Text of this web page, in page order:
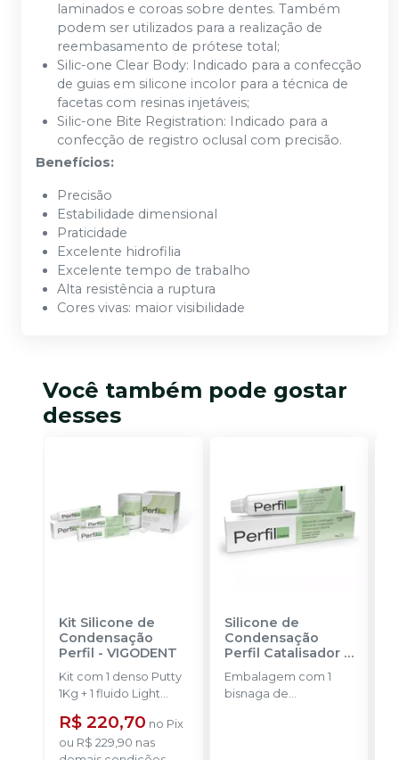
laminados e coroas sobre dentes. Também
podem ser utilizados para a realização de
reembasamento de prótese total;
Silic-one Clear Body: Indicado para a confecção
de guias em silicone incolor para a técnica de
facetas com resinas injetáveis;
Silic-one Bite Registration: Indicado para a
confecção de registro oclusal com precisão.
Benefícios:
Precisão
Estabilidade dimensional
Praticidade
Excelente hidrofilia
Excelente tempo de trabalho
Alta resistência a ruptura
Cores vivas: maior visibilidade
Você também pode gostar
desses
Kit Silicone de
Condensação
Perfil -VIGODENT
Kit com 1 denso Putty
1Kg + 1 fluido Light
Body 120g + 1
catalisador 60ml.
R$ 220,70 no Pix
ou R$ 229,90 nas
Silicone de
Condensação
Perfil Catalisador-
VIGODENT
Embalagem com 1
bisnaga de